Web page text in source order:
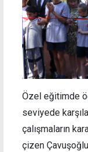
Özel eğitimde
seviyede
çalışmaların
çizen